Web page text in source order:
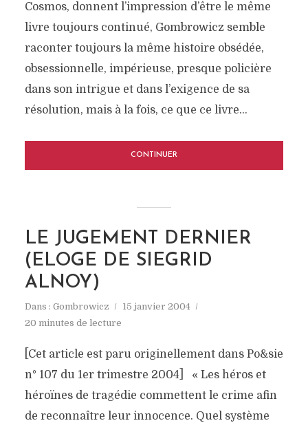
Cosmos, donnent l’impression d’être le même
livre toujours continué, Gombrowicz semble
raconter toujours la même histoire obsédée,
obsessionnelle, impérieuse, presque policière
dans son intrigue et dans l’exigence de sa
résolution, mais à la fois, ce que ce livre...
CONTINUER
LE JUGEMENT DERNIER
(ELOGE DE SIEGRID
ALNOY)
Dans : Gombrowicz
15 janvier 2004
20 minutes de lecture
[Cet article est paru originellement dans Po&sie
n° 107 du 1er trimestre 2004] « Les héros et
héroïnes de tragédie commettent le crime afin
de reconnaître leur innocence. Quel système